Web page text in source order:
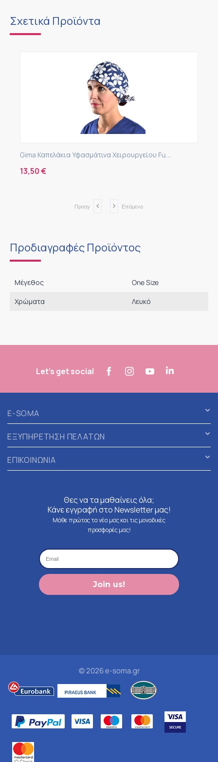
Σχετικά Προϊόντα
Gima Καπελάκια Υφασμάτινα Χειρουργείου Fu...
13,50€
Προηγ Επόμενο
Προδιαγραφές Προϊόντος
Μέγεθος One Size
Χρώματα Λευκό
Let's get social
E-SOMA
ΕΞΥΠΗΡΕΤΗΣΗ ΠΕΛΑΤΩΝ
ΕΠΙΚΟΙΝΩΝΙΑ
Θες να τα μαθαίνεις όλα;
Κάνε εγγραφή στο Newsletter μας!
Μάθε πρώτος τα νέα μας και τις μοναδικές
προσφορές μας!
Join us!
© 2026 e-soma.gr